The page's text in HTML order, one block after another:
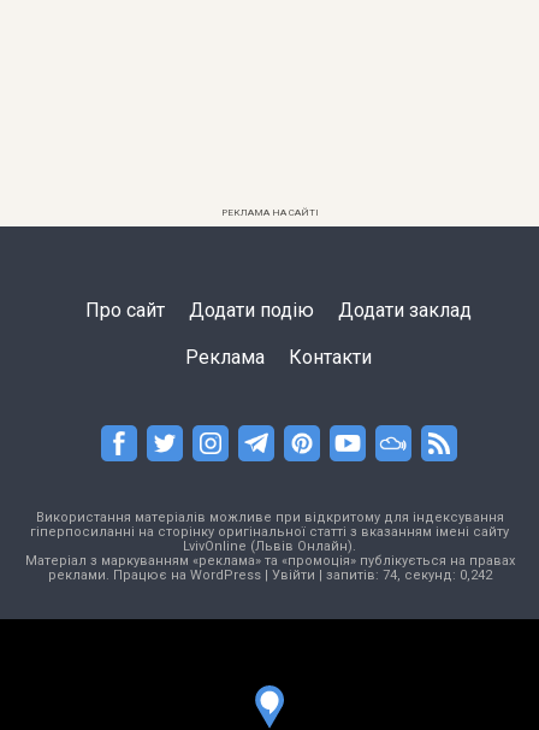
РЕКЛАМА НА САЙТІ
Про сайт Додати подію Додати заклад
Реклама Контакти
Використання матеріалів можливе при відкритому для індексування
гіперпосиланні на сторінку оригінальної статті з вказанням імені сайту
LvivOnline (Львів Онлайн).
Матеріал з маркуванням «реклама» та «промоція» публікується на правах
реклами. Працює на WordPress| Увійти | запитів: 74, секунд: 0,242